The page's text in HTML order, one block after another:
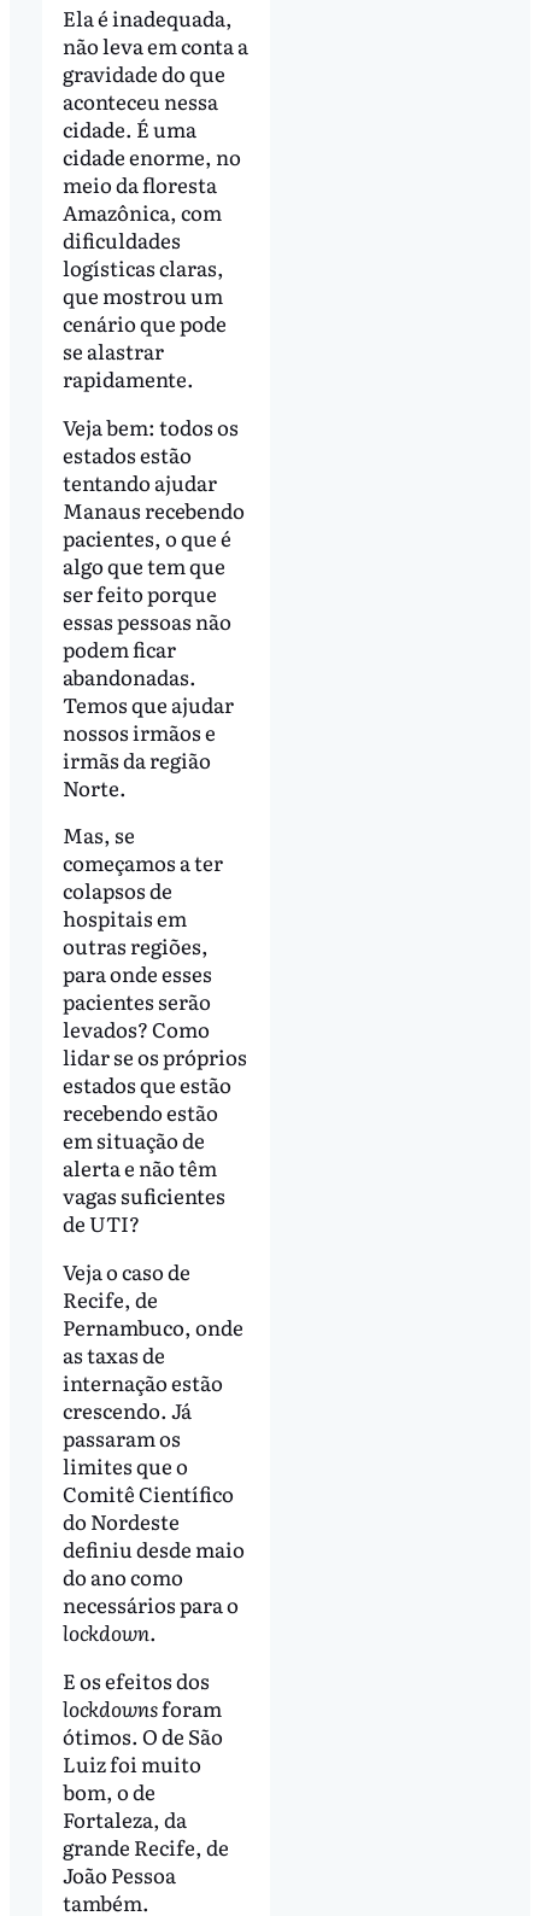
Ela é inadequada,
não leva em conta a
gravidade do que
aconteceu nessa
cidade. É uma
cidade enorme, no
meio da floresta
Amazônica, com
dificuldades
logísticas claras,
que mostrou um
cenário que pode
se alastrar
rapidamente.
Veja bem: todos os
estados estão
tentando ajudar
Manaus recebendo
pacientes, o que é
algo que tem que
ser feito porque
essas pessoas não
podem ficar
abandonadas.
Temos que ajudar
nossos irmãos e
irmãs da região
Norte.
Mas, se
começamos a ter
colapsos de
hospitais em
outras regiões,
para onde esses
pacientes serão
levados? Como
lidar se os próprios
estados que estão
recebendo estão
em situação de
alerta e não têm
vagas suficientes
de UTI?
Veja o caso de
Recife, de
Pernambuco, onde
as taxas de
internação estão
crescendo. Já
passaram os
limites que o
Comitê Científico
do Nordeste
definiu desde maio
do ano como
necessários para o
lockdown.
E os efeitos dos
lockdownsforam
ótimos. O de São
Luiz foi muito
bom, o de
Fortaleza, da
grande Recife, de
João Pessoa
também.